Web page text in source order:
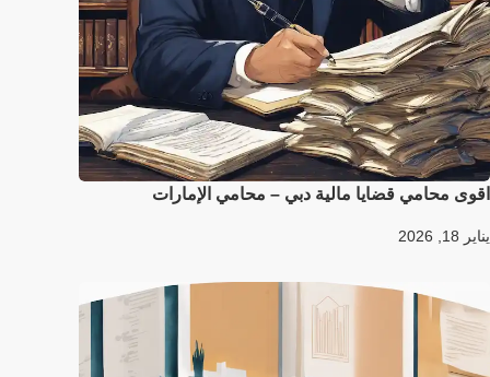
اقوى محامي قضايا مالية دبي – محامي الإمارات
يناير 18, 2026